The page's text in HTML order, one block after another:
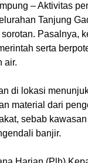
– Aktivitas
Tanjung
Pasalnya,
serta
air.
di lokasi
material dari
sebab
banjir.